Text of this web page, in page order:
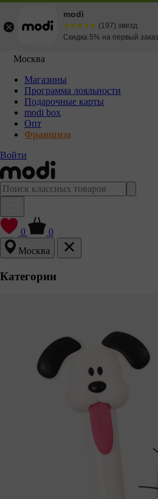
Москва
Магазины
Программа лояльности
Подарочные карты
modi box
Опт
Франшиза
Войти
0
0
Москва
Категории
modi
☆☆☆☆☆
★★★★★ (197) звезд
Скидка 5% на первый заказ